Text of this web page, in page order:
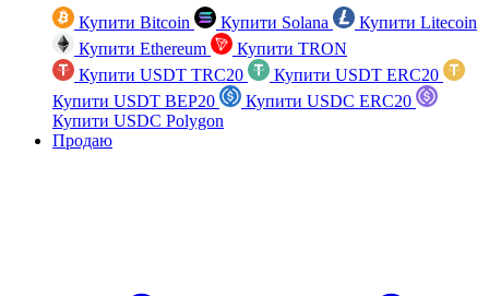
Купити Bitcoin Купити Solana
Купити Litecoin
Купити Ethereum
Купити TRON
Купити USDT TRC20
Купити USDT ERC20
Купити USDT BEP20
Купити USDC ERC20
Купити USDC Polygon
Продаю